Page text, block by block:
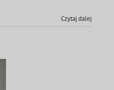
Czytaj dalej